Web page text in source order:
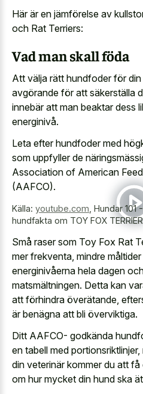
Här är en jämförelse av
och Rat Terriers:
Vad man skall föda
Att välja rätt hundfoder för
avgörande för att säkerställa
innebär att man beaktar dess
energinivå.
Leta efter hundfoder med
som uppfyller de
Association of American
(AAFCO).
Källa: youtube.com Hundar 101
hundfakta om TOY FOX TERRIER
Små raser som Toy Fox Rat
mer frekventa, mindre
energinivåerna hela dagen
matsmältningen. Detta kan
att förhindra överätande,
är benägna att bli överviktiga.
Ditt AAFCO- godkända
en tabell med
din veterinär kommer du att
om hur mycket din hund ska